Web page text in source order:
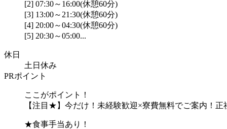
[2] 07:30～16:00(休憩60分)
[3] 13:00～21:30(休憩60分)
[4] 20:00～04:30(休憩60分)
[5] 20:30～05:00...
休日
土日休み
PRポイント
ここがポイント！
【注目★】今だけ！未経験歓迎×寮費無料でご案内！正
★食事手当あり！